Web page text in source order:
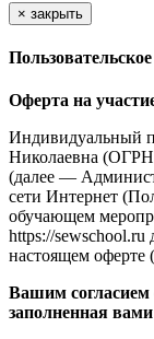
× закрыть
Оферта на
Индивидуальный
Николаевна
(далее —
сети Интернет
обучающем
https://
настоящем оферте
Вашим согласием
заполненная